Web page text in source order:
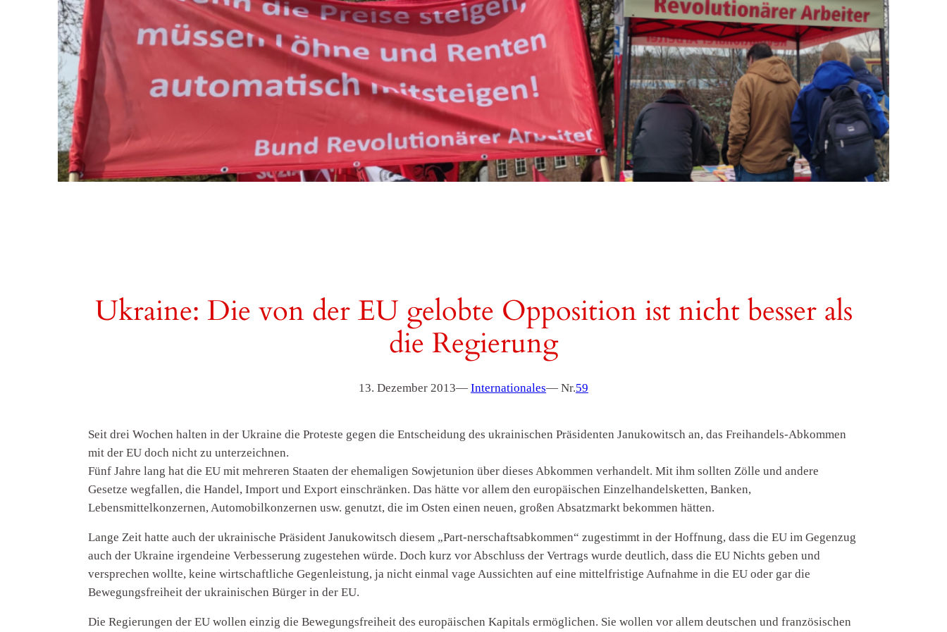
Ukraine: Die von der EU gelobte Opposition ist nicht besser als
die Regierung
13. Dezember 2013— Internationales— Nr.59
Seit drei Wochen halten in der Ukraine die Proteste gegen die Entscheidung des ukrainischen Präsidenten Janukowitsch an, das Freihandels-Abkommen
mit der EU doch nicht zu unterzeichnen.
Fünf Jahre lang hat die EU mit mehreren Staaten der ehemaligen Sowjetunion über dieses Abkommen verhandelt. Mit ihm sollten Zölle und andere
Gesetze wegfallen, die Handel, Import und Export einschränken. Das hätte vor allem den europäischen Einzelhandelsketten, Banken,
Lebensmittelkonzernen, Automobilkonzernen usw. genutzt, die im Osten einen neuen, großen Absatzmarkt bekommen hätten.
Lange Zeit hatte auch der ukrainische Präsident Janukowitsch diesem „Part-nerschaftsabkommen“ zugestimmt in der Hoffnung, dass die EU im Gegenzug
auch der Ukraine irgendeine Verbesserung zugestehen würde. Doch kurz vor Abschluss der Vertrags wurde deutlich, dass die EU Nichts geben und
versprechen wollte, keine wirtschaftliche Gegenleistung, ja nicht einmal vage Aussichten auf eine mittelfristige Aufnahme in die EU oder gar die
Bewegungsfreiheit der ukrainischen Bürger in der EU.
Die Regierungen der EU wollen einzig die Bewegungsfreiheit des europäischen Kapitals ermöglichen. Sie wollen vor allem deutschen und französischen